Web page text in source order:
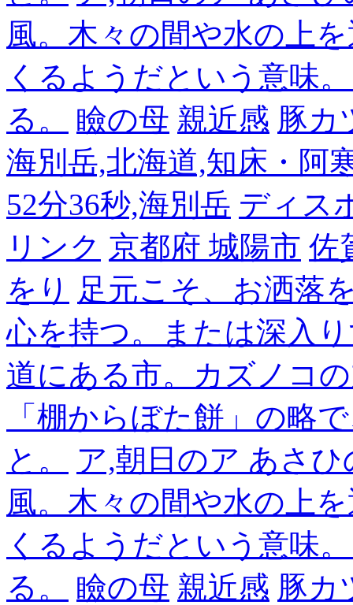
風。木々の間や水の上
くるようだという意味
る。
瞼の母 親近感 豚カ
海別岳,北海道,知床・阿
52分36秒,海別岳 ディス
リンク 京都府 城陽市 佐
をり 足元こそ、お洒落
心を持つ。または深入
道にある市。カズノコ
「棚からぼた餅」の略
と。
ア,朝日のア あさひ
風。木々の間や水の上
くるようだという意味
る。
瞼の母 親近感 豚カ